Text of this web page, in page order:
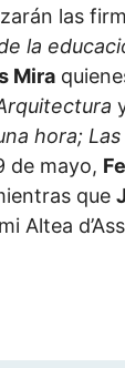
las
la
Mira
hora;
de mayo,
que
Altea